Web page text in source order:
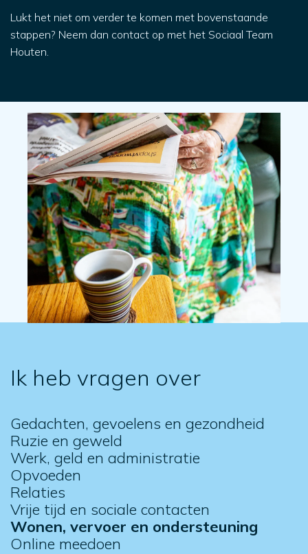
Lukt het niet om verder te komen met bovenstaande
stappen? Neem dan contact op met het Sociaal Team
Houten.
Ik heb vragen over
Gedachten, gevoelens en gezondheid
Ruzie en geweld
Werk, geld en administratie
Opvoeden
Relaties
Vrije tijd en sociale contacten
Wonen, vervoer en ondersteuning
Online meedoen